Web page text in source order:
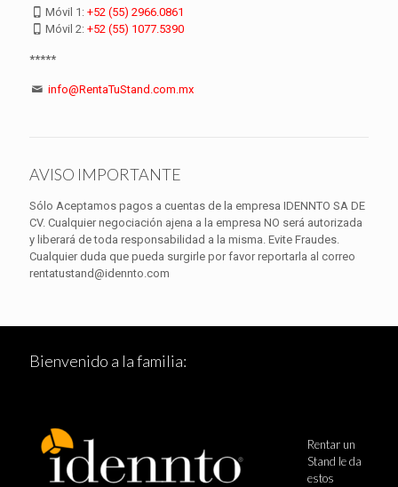
Móvil 1:+52 (55) 2966.0861
Móvil 2:+52 (55) 1077.5390
*****
info@RentaTuStand.com.mx
AVISO IMPORTANTE
Sólo Aceptamos pagos a cuentas de la empresa IDENNTO SA DE
CV. Cualquier negociación ajena a la empresa NO será autorizada
y liberará de toda responsabilidad a la misma. Evite Fraudes.
Cualquier duda que pueda surgirle por favor reportarla al correo
rentatustand@idennto.com
Bienvenido a la familia:
Rentar un
Stand le da
estos